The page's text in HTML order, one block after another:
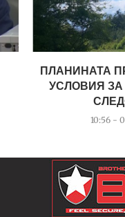
ПЛАНИНАТА
УСЛОВИЯ ЗА
10:56 -